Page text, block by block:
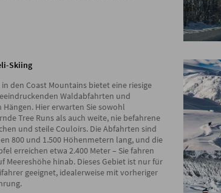
Skiing
in den Coast Mountains bietet eine riesige
Waldabfahrten und
Hier erwarten Sie sowohl
Tree Runs als auch weite, nie befahrene
und steile Couloirs. Die Abfahrten sind
800 und 1.500 Höhenmetern lang, und die
erreichen etwa 2.400 Meter – Sie fahren
Meereshöhe hinab. Dieses Gebiet ist nur für
geeignet, idealerweise mit vorheriger